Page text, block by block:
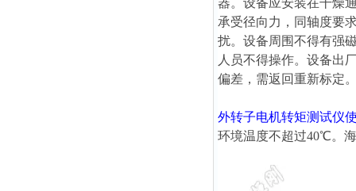
器。设备应安装在干燥
承受径向力，同轴度要
扰。设备周围不得有强
人员不得操作。设备出
偏差，需返回重新标定
外转子电机转矩测试仪
环境温度不超过40℃。